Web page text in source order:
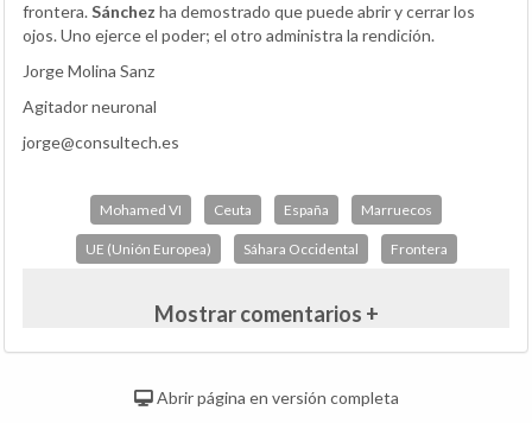
frontera.Sánchez ha demostrado que puede abrir y cerrar los
ojos. Uno ejerce el poder; el otro administra la rendición.
Jorge Molina Sanz
Agitador neuronal
jorge@consultech.es
Mohamed VI Ceuta España Marruecos
UE (Unión Europea) Sáhara Occidental Frontera
Mostrar comentarios +
Abrir página en versión completa